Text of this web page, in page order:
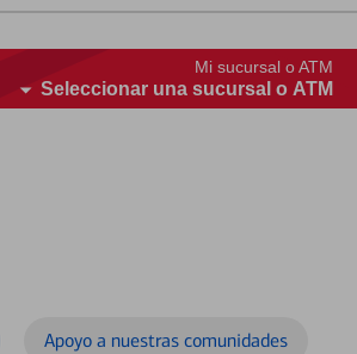
Mi sucursal o ATM
Seleccionar una sucursal o ATM
Apoyo a nuestras comunidades